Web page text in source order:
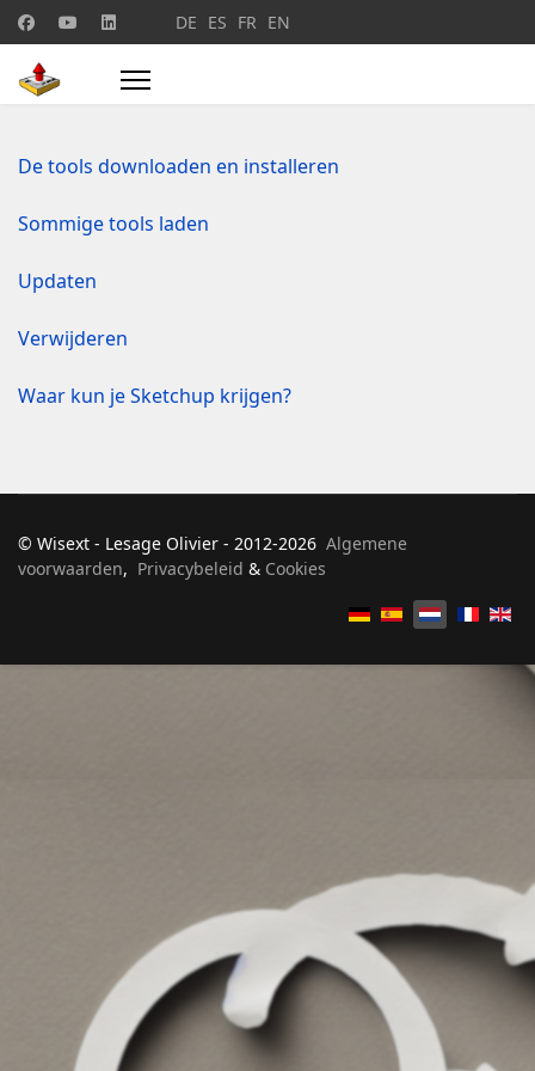
Selecteer de taal
DE ES FR EN
De tools downloaden en installeren
Sommige tools laden
Updaten
Verwijderen
Waar kun je Sketchup krijgen?
© Wisext - Lesage Olivier - 2012-2026 Algemene
voorwaarden, Privacybeleid & Cookies